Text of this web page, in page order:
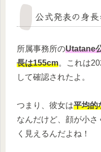
公式発表の身
所属事務所のUtatane
長は155cm。これは
して確認されたよ。
つまり、彼女は平均的
なんだけど、顔が小
く見えるんだよね！